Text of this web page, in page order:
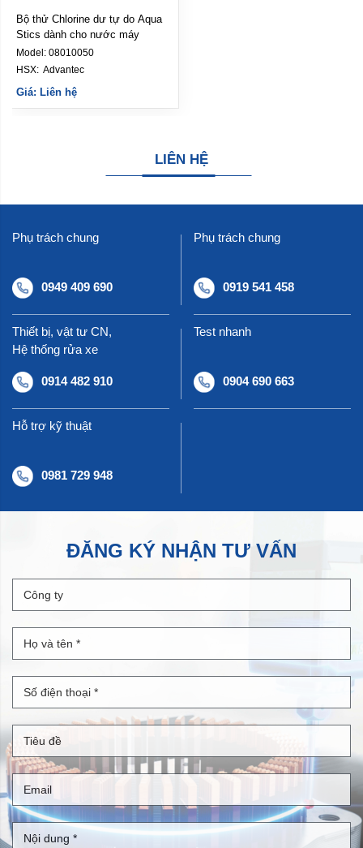
Bộ thử Chlorine dư tự do Aqua
Stics dành cho nước máy
Model: 08010050
Advantec
Giá: Liên hệ
LIÊN HỆ
Phụ trách chung
0949 409 690
Phụ trách chung
0919 541 458
Thiết bị, vật tư CN,
Hệ thống rửa xe
0914 482 910
Test nhanh
0904 690 663
Hỗ trợ kỹ thuật
0981 729 948
ĐĂNG KÝ NHẬN TƯ VẤN